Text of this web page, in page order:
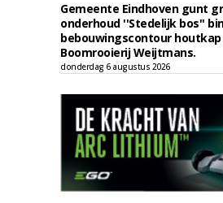
Gemeente Eindhoven gunt
onderhoud ''Stedelijk bos''
bebouwingscontour houtkap
Boomrooierij Weijtmans.
donderdag 6 augustus 2026